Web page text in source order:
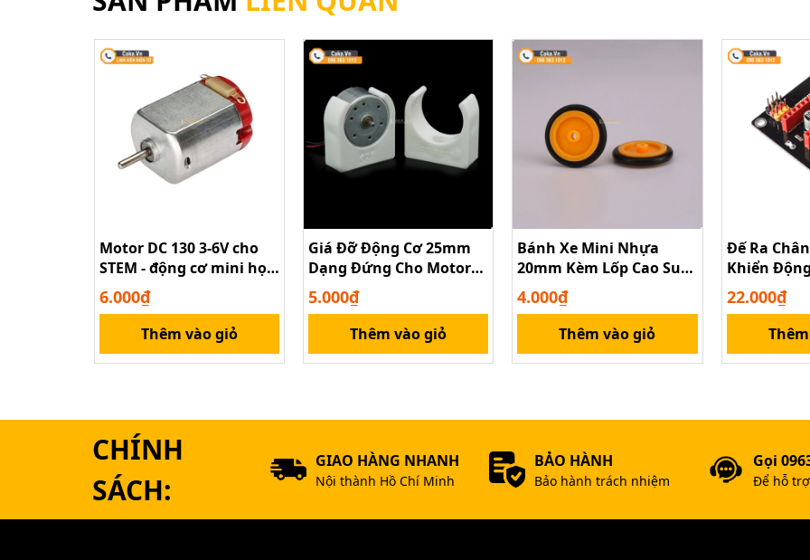
Motor DC 130 3-6V cho
STEM - động cơ mini học
tập DIY
6.000₫
Thêm vào giỏ
Giá Đỡ Động Cơ 25mm
Dạng Đứng Cho Motor
300/370/280/260 – Phụ
Kiện Mô Hình
5.000₫
Thêm vào giỏ
Bánh Xe Mini Nhựa
20mm Kèm Lốp Cao Su
Cho Đồ Chơi Kỹ Thuật
4.000₫
Thêm vào giỏ
Đế Ra
Khiển
DRV8825
22.000₫
CHÍNH
SÁCH:
GIAO HÀNG NHANH
Nội thành Hồ Chí Minh
BẢO HÀNH
Bảo hành trách nhiệm
Gọi
Để hỗ